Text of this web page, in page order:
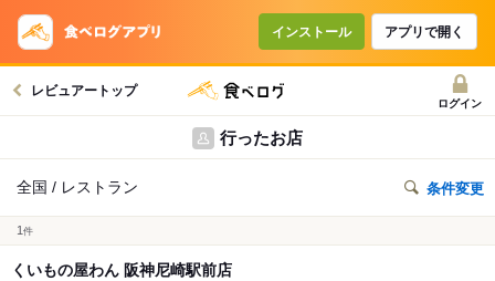
インストール アプリで開く
レビュアートップ
ログイン
行ったお店
全国 / レストラン 条件変更
1 件
くいもの屋わん 阪神尼崎駅前店